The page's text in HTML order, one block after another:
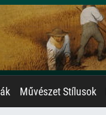
Művészet Stílusok